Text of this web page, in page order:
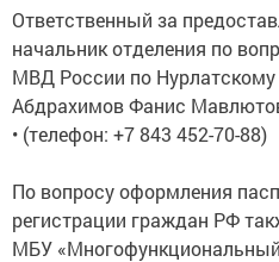
Ответственный за
начальник отделения по
МВД России по
Абдрахимов Фанис
• (телефон: +7 843 452-70-88)
По вопросу оформления
регистрации граждан РФ
МБУ